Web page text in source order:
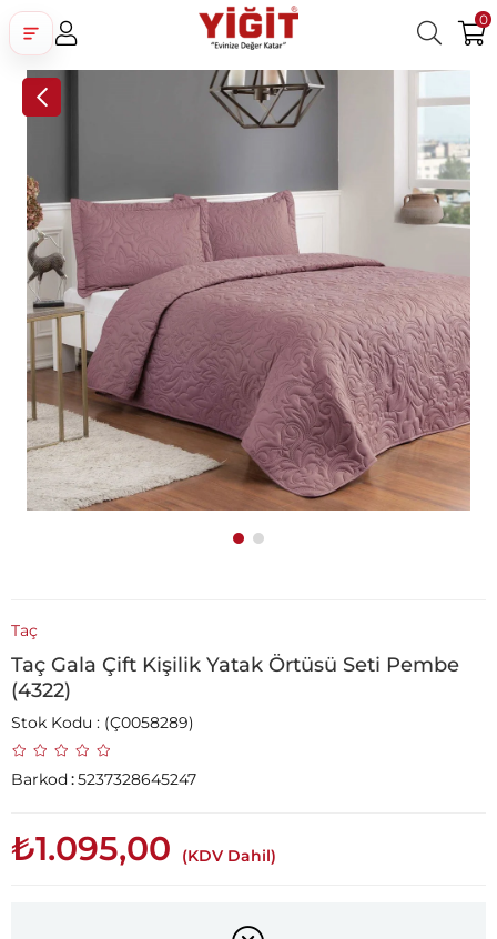
0
Üye Ol Facebook İle Bağlan
Taç
Taç Gala Çift Kişilik Yatak Örtüsü Seti Pembe
(4322)
Stok Kodu (Ç0058289)
Barkod:5237328645247
₺1.095,00 (KDV Dahil)